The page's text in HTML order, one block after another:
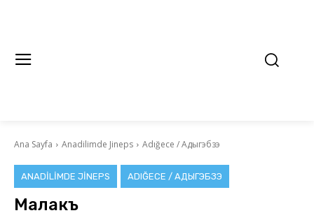
Ana Sayfa Anadilimde Jineps Adığece / Адыгэбзэ
ANADILIMDE JINEPS ADIĞECE / АДЫГЭБЗЭ
Малакъ